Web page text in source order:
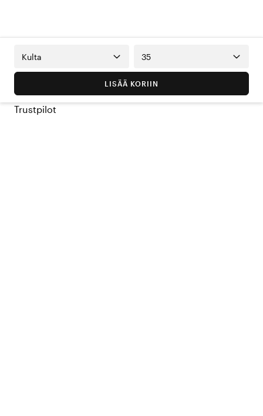
Kulta 35
LISÄÄ KORIIN
Trustpilot